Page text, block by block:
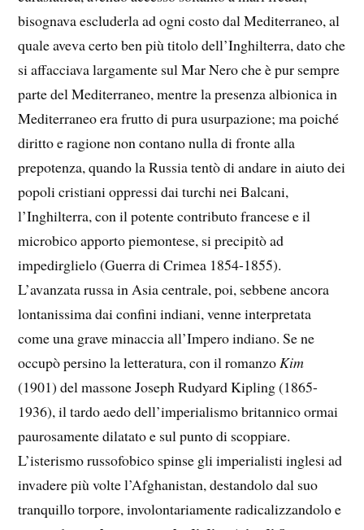
bisognava escluderla ad ogni costo dal Mediterraneo, al
quale aveva certo ben più titolo dell’Inghilterra, dato che
si affacciava largamente sul Mar Nero che è pur sempre
parte del Mediterraneo, mentre la presenza albionica in
Mediterraneo era frutto di pura usurpazione; ma poiché
diritto e ragione non contano nulla di fronte alla
prepotenza, quando la Russia tentò di andare in aiuto dei
popoli cristiani oppressi dai turchi nei Balcani,
l’Inghilterra, con il potente contributo francese e il
microbico apporto piemontese, si precipitò ad
impedirglielo (Guerra di Crimea 1854-1855).
L’avanzata russa in Asia centrale, poi, sebbene ancora
lontanissima dai confini indiani, venne interpretata
come una grave minaccia all’Impero indiano. Se ne
occupò persino la letteratura, con il romanzoKim
(1901) del massone Joseph Rudyard Kipling (1865-
1936), il tardo aedo dell’imperialismo britannico ormai
paurosamente dilatato e sul punto di scoppiare.
L’isterismo russofobico spinse gli imperialisti inglesi ad
invadere più volte l’Afghanistan, destandolo dal suo
tranquillo torpore, involontariamente radicalizzandolo e